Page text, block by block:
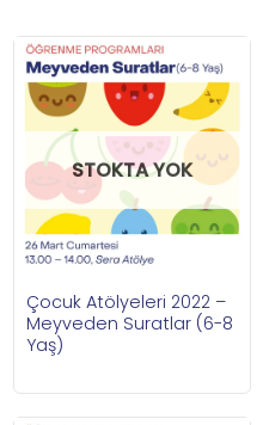
STOKTA YOK
Çocuk Atölyeleri 2022 –
Meyveden Suratlar (6-8
Yaş)